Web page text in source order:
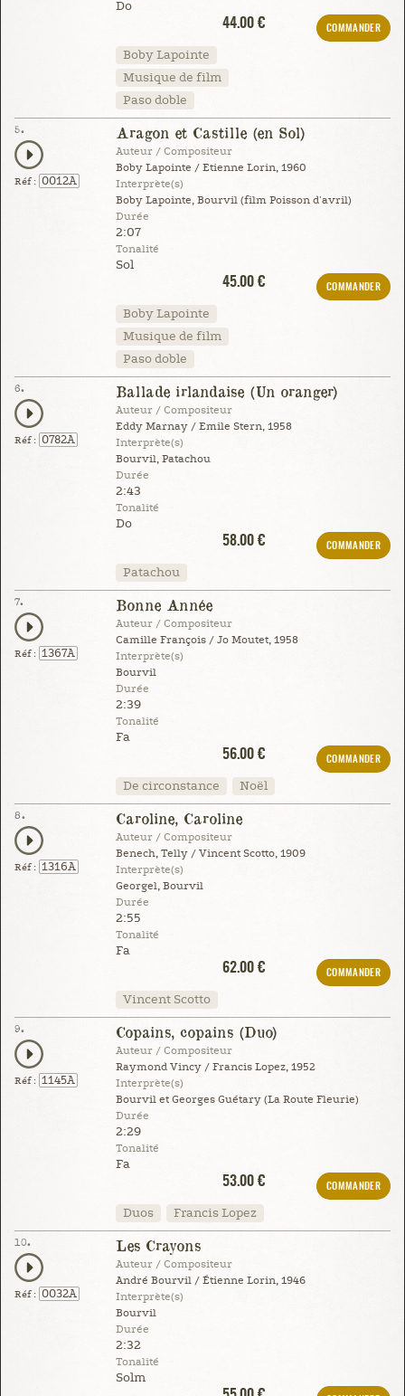
Do
44.00 €
COMMANDER
Boby Lapointe
Musique de film
Paso doble
5.
Réf : 0012A
Aragon et Castille (en Sol)
Auteur / Compositeur
Boby Lapointe / Etienne Lorin, 1960
Interprète(s)
Boby Lapointe, Bourvil (film Poisson d'avril)
Durée
2:07
Tonalité
Sol
45.00 €
COMMANDER
Boby Lapointe
Musique de film
Paso doble
6.
Réf : 0782A
Ballade irlandaise (Un oranger)
Auteur / Compositeur
Eddy Marnay / Emile Stern, 1958
Interprète(s)
Bourvil, Patachou
Durée
2:43
Tonalité
Do
58.00 €
COMMANDER
Patachou
7.
Réf : 1367A
Bonne Année
Auteur / Compositeur
Camille François / Jo Moutet, 1958
Interprète(s)
Bourvil
Durée
2:39
Tonalité
Fa
56.00 €
COMMANDER
De circonstance Noël
8.
Réf : 1316A
Caroline, Caroline
Auteur / Compositeur
Benech, Telly / Vincent Scotto, 1909
Interprète(s)
Georgel, Bourvil
Durée
2:55
Tonalité
Fa
62.00 €
COMMANDER
Vincent Scotto
9.
Réf : 1145A
Copains, copains (Duo)
Auteur / Compositeur
Raymond Vincy / Francis Lopez, 1952
Interprète(s)
Bourvil et Georges Guétary (La Route Fleurie)
Durée
2:29
Tonalité
Fa
53.00 €
COMMANDER
Duos Francis Lopez
10.
Réf : 0032A
Les Crayons
Auteur / Compositeur
André Bourvil / Étienne Lorin, 1946
Interprète(s)
Bourvil
Durée
2:32
Tonalité
Solm